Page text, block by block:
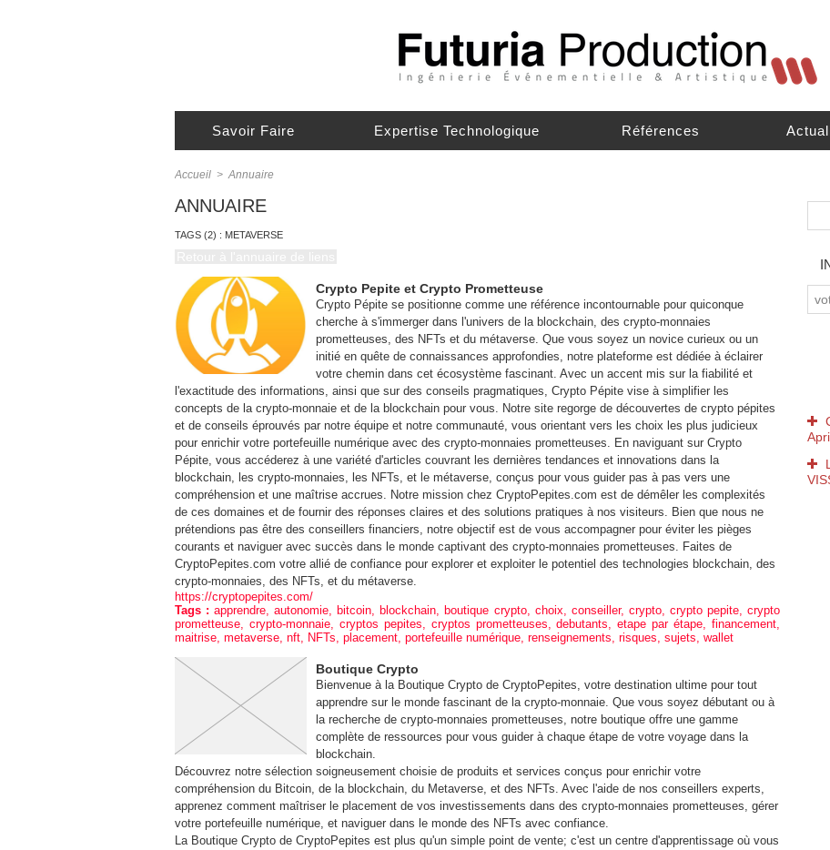
Savoir Faire Expertise Technologique Références
Accueil > Annuaire
ANNUAIRE
TAGS (2) : METAVERSE
Crypto Pepite et Crypto Prometteuse
Crypto Pépite se positionne comme une référence incontournable pour quiconque
cherche à s'immerger dans l'univers de la blockchain, des crypto-monnaies
prometteuses, des NFTs et du métaverse. Que vous soyez un novice curieux ou un
initié en quête de connaissances approfondies, notre plateforme est dédiée à éclairer
votre chemin dans cet écosystème fascinant. Avec un accent mis sur la fiabilité et
l'exactitude des informations, ainsi que sur des conseils pragmatiques, Crypto Pépite vise à simplifier les
concepts de la crypto-monnaie et de la blockchain pour vous. Notre site regorge de découvertes de crypto pépites
et de conseils éprouvés par notre équipe et notre communauté, vous orientant vers les choix les plus judicieux
pour enrichir votre portefeuille numérique avec des crypto-monnaies prometteuses. En naviguant sur Crypto
Pépite, vous accéderez à une variété d'articles couvrant les dernières tendances et innovations dans la
blockchain, les crypto-monnaies, les NFTs, et le métaverse, conçus pour vous guider pas à pas vers une
compréhension et une maîtrise accrues. Notre mission chez CryptoPepites.com est de démêler les complexités
de ces domaines et de fournir des réponses claires et des solutions pratiques à nos visiteurs. Bien que nous ne
prétendions pas être des conseillers financiers, notre objectif est de vous accompagner pour éviter les pièges
courants et naviguer avec succès dans le monde captivant des crypto-monnaies prometteuses. Faites de
CryptoPepites.com votre allié de confiance pour explorer et exploiter le potentiel des technologies blockchain, des
crypto-monnaies, des NFTs, et du métaverse.
https://cryptopepites.com/
Tags :apprendre, autonomie, bitcoin, blockchain, boutique crypto, choix, conseiller, crypto, crypto pepite, crypto
prometteuse, crypto-monnaie, cryptos pepites, cryptos prometteuses, debutants, etape par étape, financement,
maitrise, metaverse, nft, NFTs, placement, portefeuille numérique, renseignements, risques, sujets, wallet
Boutique Crypto
Bienvenue à la Boutique Crypto de CryptoPepites, votre destination ultime pour tout
apprendre sur le monde fascinant de la crypto-monnaie. Que vous soyez débutant ou à
la recherche de crypto-monnaies prometteuses, notre boutique offre une gamme
complète de ressources pour vous guider à chaque étape de votre voyage dans la
blockchain.
Découvrez notre sélection soigneusement choisie de produits et services conçus pour enrichir votre
compréhension du Bitcoin, de la blockchain, du Metaverse, et des NFTs. Avec l'aide de nos conseillers experts,
apprenez comment maîtriser le placement de vos investissements dans des crypto-monnaies prometteuses, gérer
votre portefeuille numérique, et naviguer dans le monde des NFTs avec confiance.
La Boutique Crypto de CryptoPepites est plus qu'un simple point de vente; c'est un centre d'apprentissage où vous